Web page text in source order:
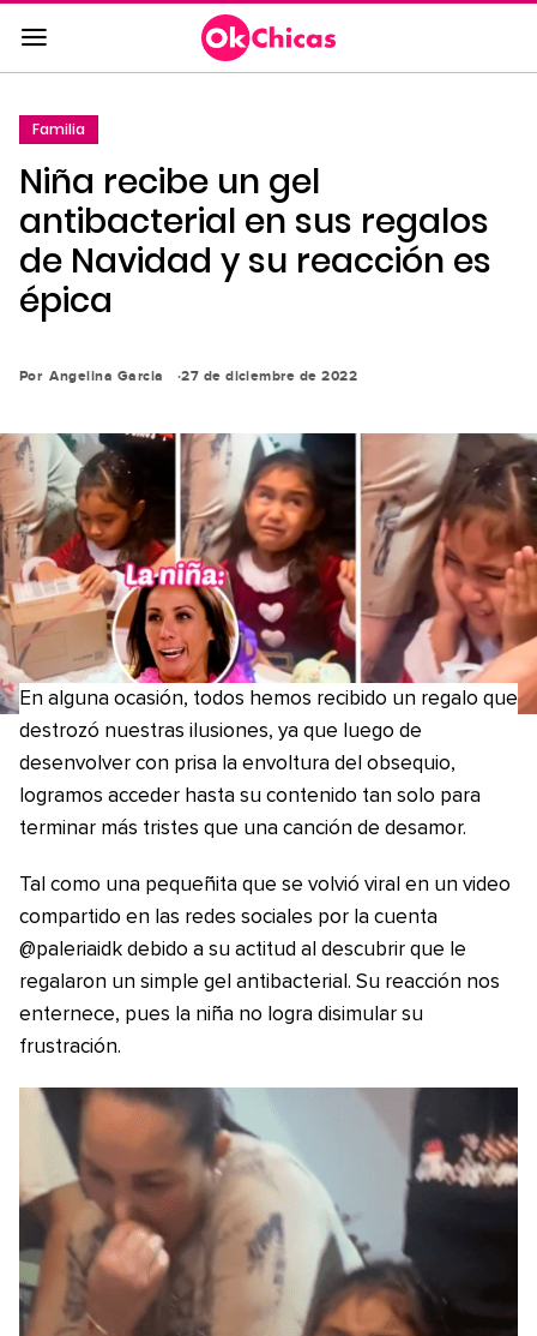
Saltar
al
contenido
a
la
navegación
principal
Familia
Niña recibe un gel
antibacterial en sus regalos
de Navidad y su reacción es
épica
Por Angelina Garcia 27 de diciembre de 2022
En alguna ocasión, todos hemos recibido un regalo que
destrozó nuestras ilusiones, ya que luego de
desenvolver con prisa la envoltura del obsequio,
logramos acceder hasta su contenido tan solo para
terminar más tristes que una canción de desamor.
Tal como una pequeñita que se volvió viral en un video
compartido en las redes sociales por la cuenta
@paleriaidk debido a su actitud al descubrir que le
regalaron un simple gel antibacterial. Su reacción nos
enternece, pues la niña no logra disimular su
frustración.